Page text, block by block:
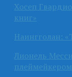
Хосеп
книг»
Наингголан:
Лионель